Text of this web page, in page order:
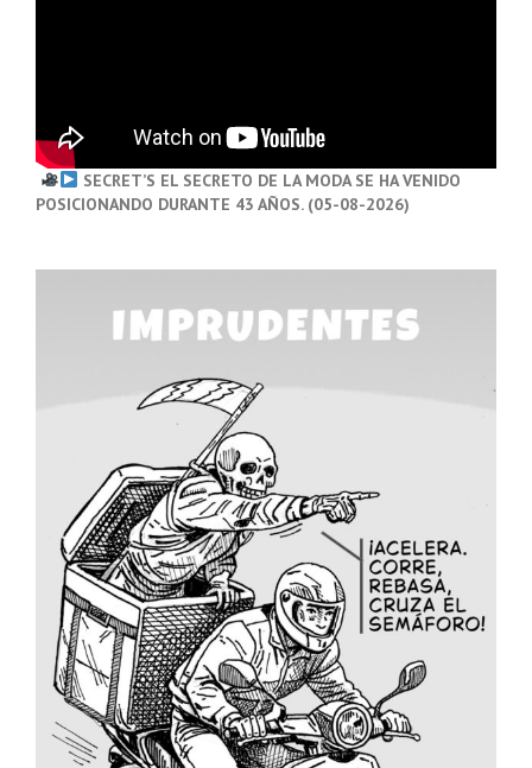
SECRET’S EL SECRETO DE LA MODA SE HA VENIDO
POSICIONANDO DURANTE 43 AÑOS. (05-08-2026)